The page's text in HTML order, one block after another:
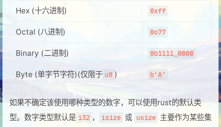
Hex (十六进制) 0xff
Octal (八进制) 0o77
Binary (二进制) 0b1111_0000
Byte (单字节字符)(仅限于 u8 ) b'A'
如果不确定该使用哪种类型的数字，可以使用rust的默认类
型。数字类型默认是 i32 ， isize 或 usize 主要作为某些集